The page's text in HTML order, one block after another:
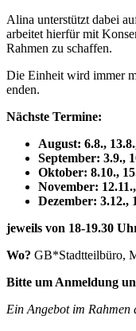
Alina unterstützt dabei
arbeitet hierfür mit
Rahmen zu schaffen.
Die Einheit wird immer
enden.
Nächste Termine:
August: 6.8.,
September: 3.9.,
Oktober: 8.10.,
November:
Dezember: 3.12.,
jeweils von 18-19.30
Wo? GB*Stadtteilbüro,
Bitte um Anmeldung
Ein Angebot im Rahmen